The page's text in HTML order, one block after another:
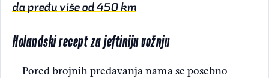
da pređu više od 450 km
Holandski recept za jeftiniju vožnju
Pored brojnih predavanja nama se posebno